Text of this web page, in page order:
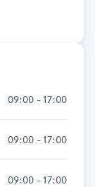
09:00 - 17:00
09:00 - 17:00
09:00 - 17:00